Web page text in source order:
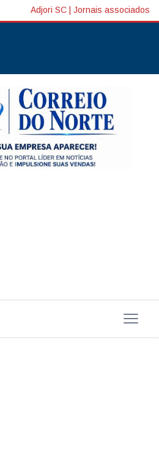
Adjori SC Jornais associados